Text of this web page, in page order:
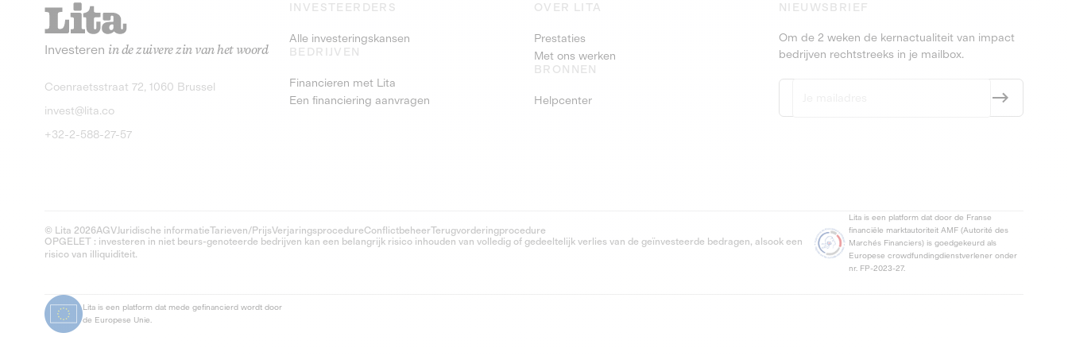
Investeren in de zuivere zin van het woord
Coenraetsstraat 72, 1060 Brussel
invest@lita.co
+32-2-588-27-57
INVESTEERDERS
Alle investeringskansen
BEDRIJVEN
Financieren met Lita
Een financiering aanvragen
OVER LITA
Prestaties
Met ons werken
BRONNEN
Helpcenter
NIEUWSBRIEF
Om de 2 weken de kernactualiteit van impact
bedrijven rechtstreeks in je mailbox.
© Lita 2026AGVJuridische informatieTarieven/PrijsVerjaringsprocedureConflictbeheerTerugvorderingprocedure
OPGELET : investeren in niet beurs-genoteerde bedrijven kan een belangrijk risico inhouden van volledig of gedeeltelijk verlies van de geïnvesteerde bedragen, alsook een
risico van illiquiditeit.
Lita is een platform dat door de Franse
financiële marktautoriteit AMF (Autorité des
Marchés Financiers) is goedgekeurd als
Europese crowdfundingdienstverlener onder
nr. FP-2023-27.
Lita is een platform dat mede gefinancierd wordt door
de Europese Unie.